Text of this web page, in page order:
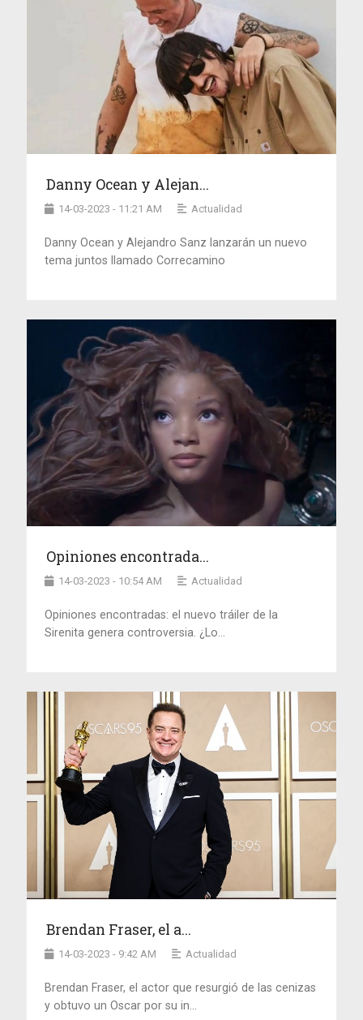
Danny Ocean y Alejan...
14-03-2023 - 11:21 AM Actualidad
Danny Ocean y Alejandro Sanz lanzarán un nuevo
tema juntos llamado Correcamino
Opiniones encontrada...
14-03-2023 - 10:54 AM Actualidad
Opiniones encontradas: el nuevo tráiler de la
Sirenita genera controversia. ¿Lo...
Brendan Fraser, el a...
14-03-2023 - 9:42 AM Actualidad
Brendan Fraser, el actor que resurgió de las cenizas
y obtuvo un Oscar por su in...